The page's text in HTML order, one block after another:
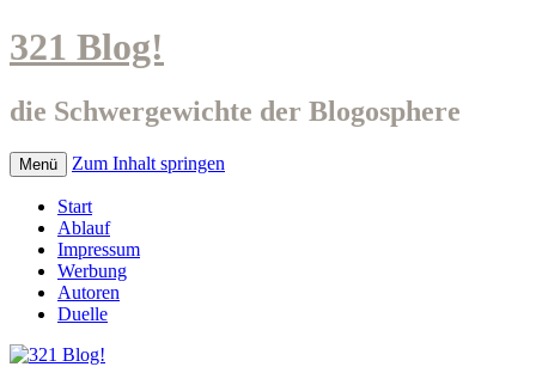
321 Blog!
die Schwergewichte der Blogosphere
Menü Zum Inhalt springen
Start
Ablauf
Impressum
Werbung
Autoren
Duelle